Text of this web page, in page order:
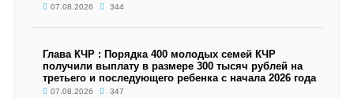
07.08.2026 344
Глава КЧР : Порядка 400 молодых семей КЧР
получили выплату в размере 300 тысяч рублей на
третьего и последующего ребенка с начала 2026 года
07.08.2026 347